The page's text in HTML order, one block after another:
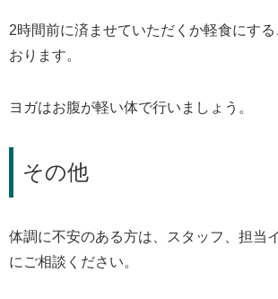
2時間前に済ませていただくか軽食にす
おります。
ヨガはお腹が軽い体で行いましょう。
その他
体調に不安のある方は、スタッフ、担当
にご相談ください。